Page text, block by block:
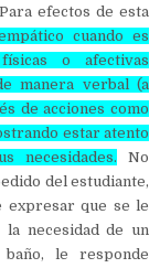
efectos de esta
cuando es
o afectivas
manera verbal (a
de acciones como
estar atento
necesidades. No
del estudiante,
expresar que se le
necesidad de un
le responde